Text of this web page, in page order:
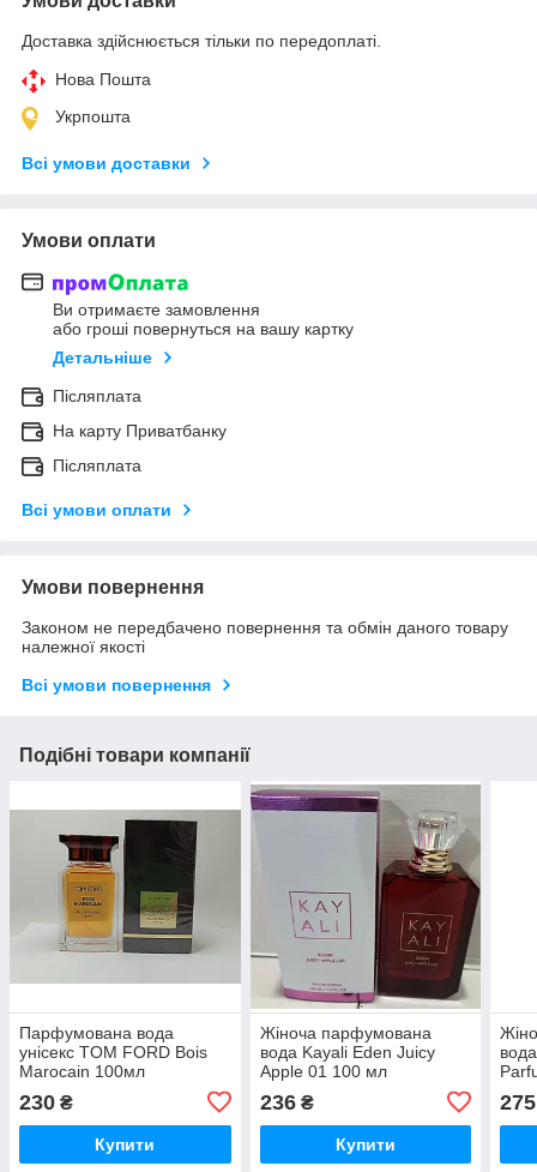
Доставка здійснюється тільки по передоплаті.
Нова Пошта
Укрпошта
Всі умови доставки
Умови оплати
Ви отримаєте замовлення
або гроші повернуться на вашу картку
Детальніше
Післяплата
На карту Приватбанку
Післяплата
Всі умови оплати
Умови повернення
Законом не передбачено повернення та обмін даного товару
належної якості
Всі умови повернення
Подібні товари компанії
Парфумована вода
унісекс TOM FORD Bois
Marocain 100мл
230 ₴
Купити
Жіноча парфумована
вода Kayali Eden Juicy
Apple 01 100 мл
236₴
Купити
)
275